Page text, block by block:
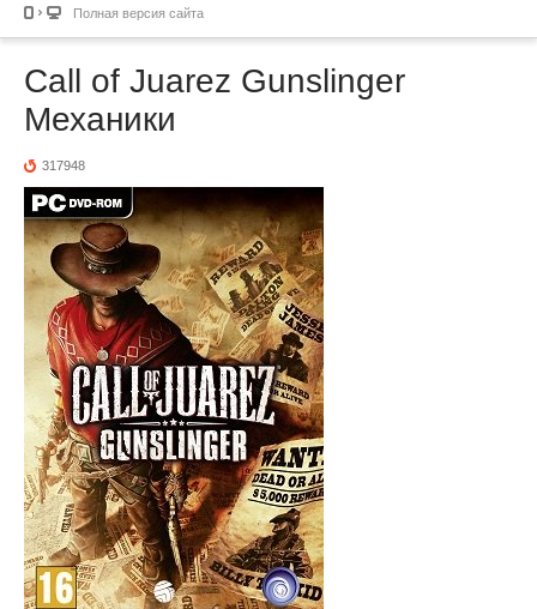
Полная версия сайта
Call of Juarez Gunslinger
Механики
317948